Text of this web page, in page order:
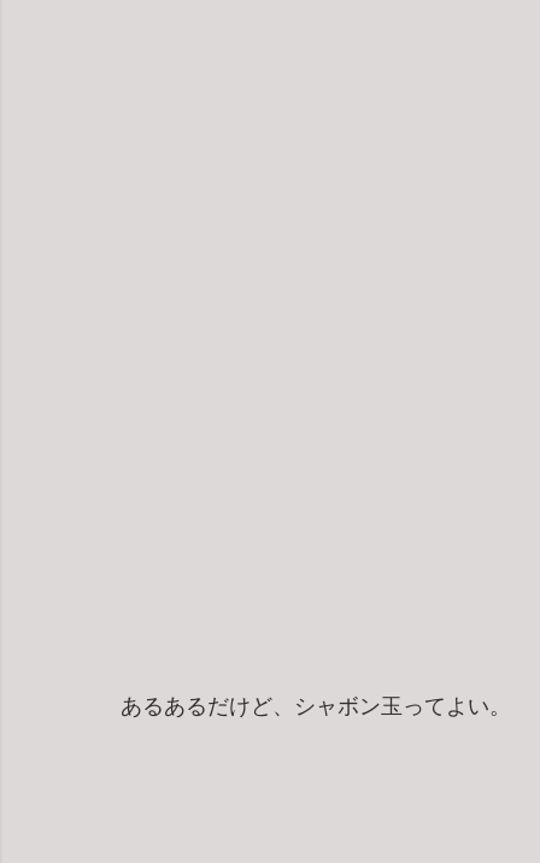
あるあるだけど、シャボン玉ってよい。